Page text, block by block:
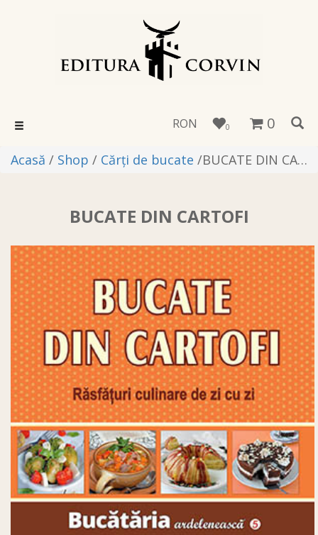
Toggle
0
0
RON
Acasă / Shop / Cărţi de bucate / ​BUCATE DIN CARTOFI
​BUCATE DIN CARTOFI